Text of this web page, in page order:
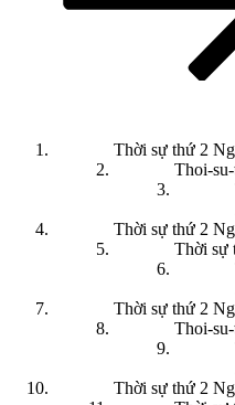
Thời sự thứ 2
Thoi-
Thời sự thứ 2
Thời sự
Thời sự thứ 2
Thoi-
Thời sự thứ 2